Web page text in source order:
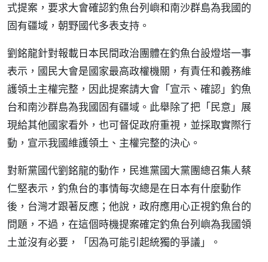
式提案，要求大會確認釣魚台列嶼和南沙群島為我國的
固有疆域，朝野國代多表支持。
劉銘龍針對報載日本民間政治團體在釣魚台設燈塔一事
表示，國民大會是國家最高政權機關，有責任和義務維
護領土主權完整，因此提案請大會「宣示、確認」釣魚
台和南沙群島為我國固有疆域。此舉除了把「民意」展
現給其他國家看外，也可督促政府重視，並採取實際行
動，宣示我國維護領土、主權完整的決心。
對新黨國代劉銘龍的動作，民進黨國大黨團總召集人蔡
仁堅表示，釣魚台的事情每次總是在日本有什麼動作
後，台灣才跟著反應；他說，政府應用心正視釣魚台的
問題，不過，在這個時機提案確定釣魚台列嶼為我國領
土並沒有必要，「因為可能引起統獨的爭議」。